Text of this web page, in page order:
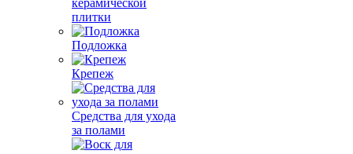
плитки
Подложка
Крепеж
Средства для ухода
за полами